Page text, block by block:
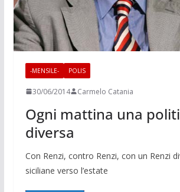
-MENSILE- POLIS
30/06/2014 Carmelo Catania
Ogni mattina una
diversa
Con Renzi, contro Ren­zi, con un Renzi
siciliane verso l’estate